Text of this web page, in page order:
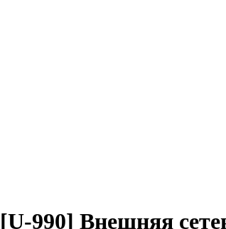
[U-990] Внешняя